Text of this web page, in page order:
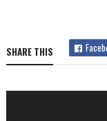
SHARE THIS